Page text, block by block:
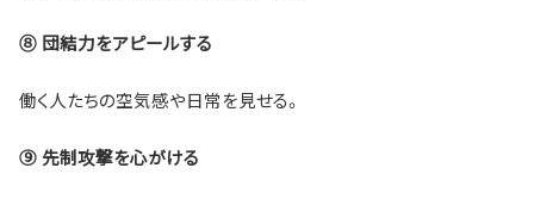
⑧ 団結力をアピールする
働く人たちの空気感や日常を見せる。
⑨ 先制攻撃を心がける